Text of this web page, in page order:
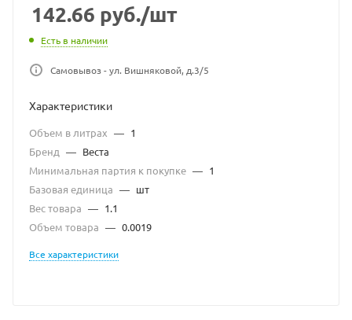
142.66 руб./шт
Есть в наличии
Самовывоз - ул. Вишняковой, д.3/5
Характеристики
Объем в литрах — 1
Бренд — Веста
Минимальная партия к покупке — 1
Базовая единица — шт
Вес товара — 1.1
Объем товара — 0.0019
Все характеристики